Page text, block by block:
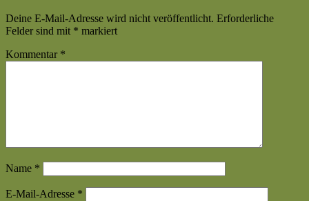
Deine E-Mail-Adresse wird nicht veröffentlicht. Erforderliche
Felder sind mit * markiert
Kommentar *
Name *
E-Mail-Adresse *